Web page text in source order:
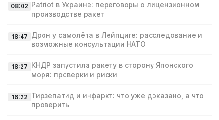
08:02 Patriot в Украине: переговоры о лицензионном
производстве ракет
18:47 Дрон у самолёта в Лейпциге: расследование и
возможные консультации НАТО
18:27 КНДР запустила ракету в сторону Японского
моря: проверки и риски
16:22 Тирзепатид и инфаркт: что уже доказано, а что
проверить